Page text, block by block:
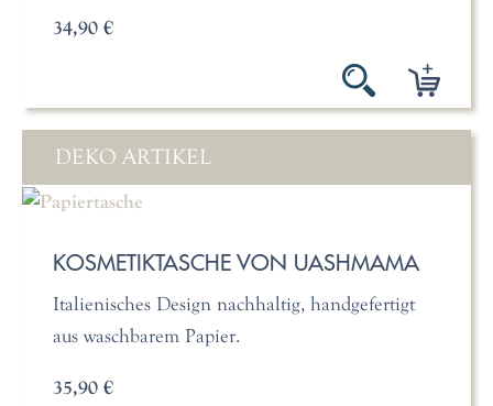
34,90 €
DEKO ARTIKEL
KOSMETIKTASCHE VON UASHMAMA
Italienisches Design nachhaltig, handgefertigt
aus waschbarem Papier.
35,90 €